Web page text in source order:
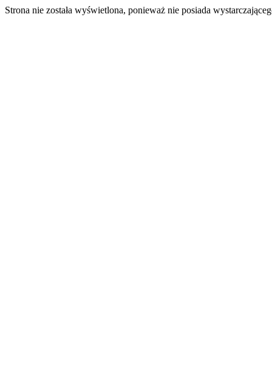
Strona nie została wyświetlona, ponieważ nie posiada